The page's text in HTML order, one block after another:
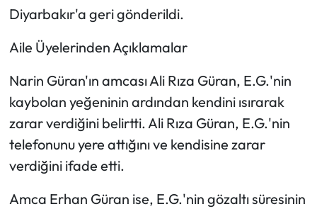
Diyarbakır'a geri gönderildi.
Aile Üyelerinden Açıklamalar
Narin Güran'ın amcası Ali Rıza Güran, E.G.'nin
kaybolan yeğeninin ardından kendini ısırarak
zarar verdiğini belirtti. Ali Rıza Güran, E.G.'nin
telefonunu yere attığını ve kendisine zarar
verdiğini ifade etti.
Amca Erhan Güran ise, E.G.'nin gözaltı süresinin